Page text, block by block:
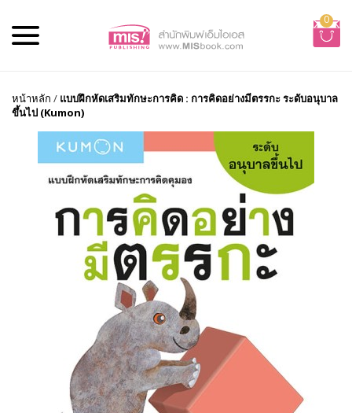
0
หน้าหลัก / แบบฝึกหัดเสริมทักษะการคิด : การคิดอย่างมีตรรกะ ระดับอนุบาล
ขึ้นไป (Kumon)